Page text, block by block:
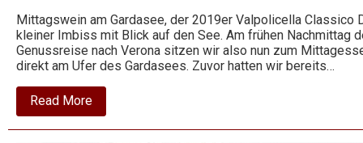
Mittagswein am Gardasee, der 2019er Valpolicella Classico
kleiner Imbiss mit Blick auf den See. Am frühen Nachmittag
Genussreise nach Verona sitzen wir also nun zum
direkt am Ufer des Gardasees. Zuvor hatten wir bereits…
Read Moreabout
2019
Valpolicella